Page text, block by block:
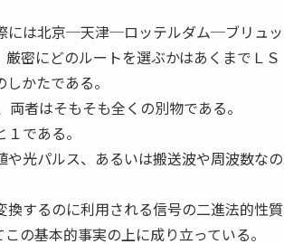
には北京─天津─ロッテルダム─ブリュッ
密にどのルートを選ぶかはあくまでＬＳ
かたである。
者はそもそも全くの別物である。
である。
光パルス、あるいは搬送波や周波数なの
するのに利用される信号の二進法的性質
の基本的事実の上に成り立っている。